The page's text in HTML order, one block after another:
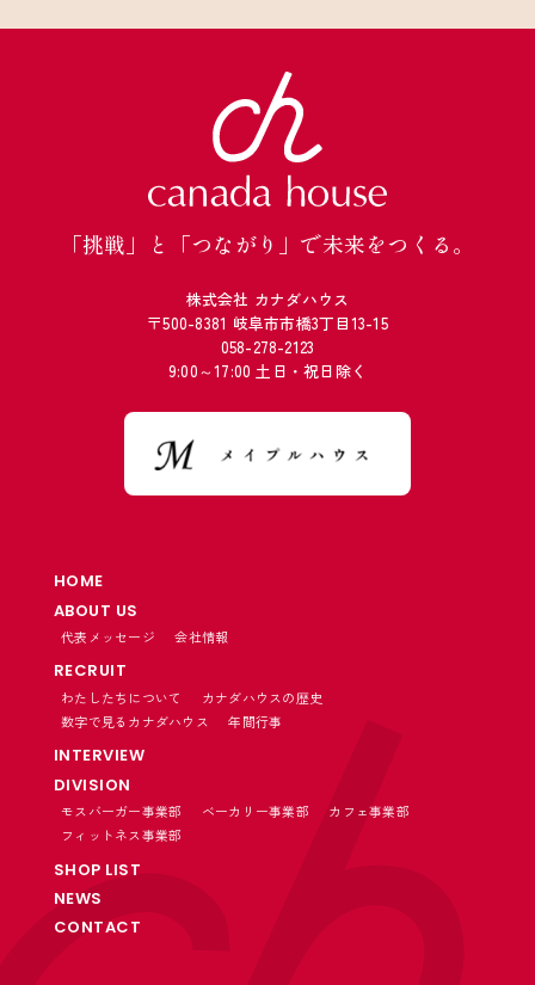
「挑戦」と「つながり」で未来をつくる。
株式会社 カナダハウス
〒500-8381 岐阜市市橋3丁目13-15
058-278-2123
9:00～17:00 土日・祝日除く
HOME
ABOUT US
代表メッセージ 会社情報
RECRUIT
わたしたちについて
カナダハウスの歴史
数字で見るカナダハウス
年間行事
INTERVIEW
DIVISION
モスバーガー事業部 ベーカリー事業部
カフェ事業部
フィットネス事業部
SHOP LIST
NEWS
CONTACT